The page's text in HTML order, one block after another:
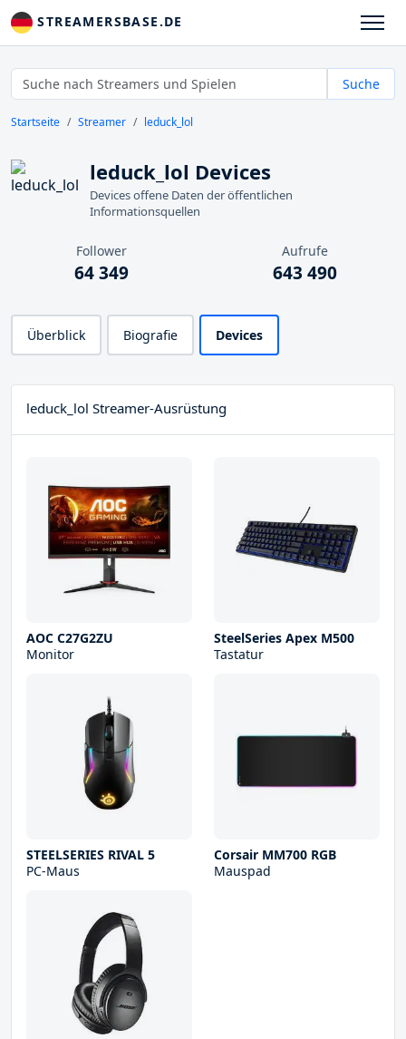
STREAMERSBASE.DE
Suche
Startseite Streamer leduck_lol
leduck_lol Devices
Devices offene Daten der öffentlichen
Informationsquellen
Follower
64 349
Aufrufe
643 490
Überblick Biografie Devices
leduck_lol Streamer-Ausrüstung
AOC C27G2ZU
Monitor
SteelSeries Apex M500
Tastatur
STEELSERIES RIVAL 5
PC-Maus
Corsair MM700 RGB
Mauspad